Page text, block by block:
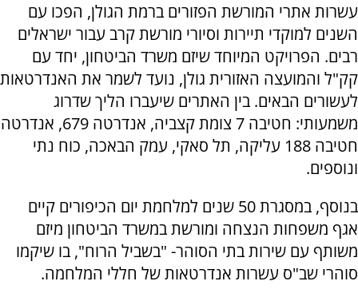
עשרות אתרי המורשת הפזורים ברמת הגולן, הפכו עם
השנים למוקדי תיירות וסיורי מורשת קרב עבור ישראלים
רבים. הפרויקט המיוחד שיזם משרד הביטחון, יחד עם
קק"ל והמועצה האזורית גולן, נועד לשמר את האנדרטאות
לעשורים הבאים. בין האתרים שיעברו הליך שדרוג
משמעותי: חטיבה 7 צומת קצביה, אנדרטה 679, אנדרטה
חטיבה 188 עליקה, תל סאקי, עמק הבאכה, כוח נתי
ונוספים.
בנוסף, במסגרת 50 שנים למלחמת יום הכיפורים קיים
אגף משפחות הנצחה ומורשת במשרד הביטחון מיזם
משותף עם שירות בתי הסוהר- "בשביל הרוח", בו שיקמו
סוהרי שב"ס עשרות אנדרטאות של חללי המלחמה.